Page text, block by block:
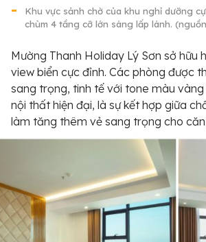
Khu vực sảnh chờ của khu nghỉ dưỡng
chùm 4 tầng cỡ lớn sáng lấp lánh.
Mường Thanh Holiday Lý Sơn sở hữu
view biển cực đỉnh. Các phòng được
sang trọng, tinh tế với tone màu
nội thất hiện đại, là sự kết hợp giữa
làm tăng thêm vẻ sang trọng cho